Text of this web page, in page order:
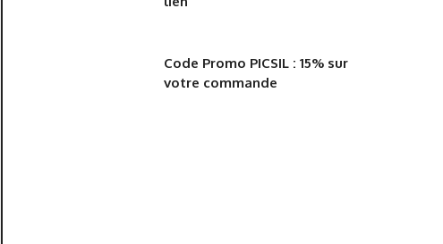
Code Promo PICSIL : 15% sur
votre commande